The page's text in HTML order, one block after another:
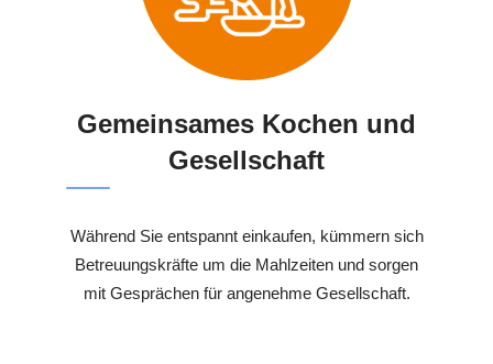
Gemeinsames Kochen und
Gesellschaft
Während Sie entspannt einkaufen, kümmern sich
Betreuungskräfte um die Mahlzeiten und sorgen
mit Gesprächen für angenehme Gesellschaft.